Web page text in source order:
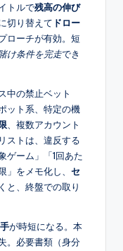
トルで残高の伸び
切り替えて ドロー
ローチが有効。短
け条件を完走でき
中の禁止ベット
ット系、特定の機
、複数アカウント
ストは、違反する
ゲーム」「1回あた
」をメモ化し、 セ
と、終盤での取り
が時短になる。本
。必要書類（身分